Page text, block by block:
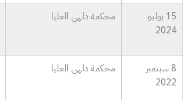
15 يوليو
2024
محكمة دلهي العليا
8 سبتمبر
2022
محكمة دلهي العليا